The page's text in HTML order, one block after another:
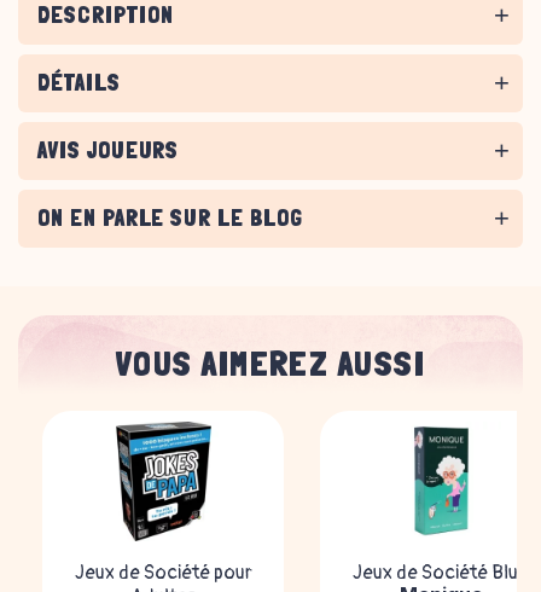
DESCRIPTION
DÉTAILS
AVIS JOUEURS
ON EN PARLE SUR LE BLOG
VOUS AIMEREZ AUSSI
Jeux de Société pour
Jeux de Société Bluff